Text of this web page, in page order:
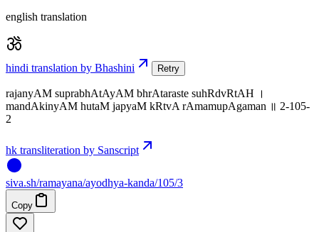
english translation
hindi translation by Bhashini Retry
rajanyAM suprabhAtAyAM bhrAtaraste suhRdvRtAH ।
mandAkinyAM hutaM japyaM kRtvA rAmamupAgaman ॥ 2-105-
2
hk transliteration by Sanscript
siva.sh/ramayana/ayodhya-kanda/105/3
Copy